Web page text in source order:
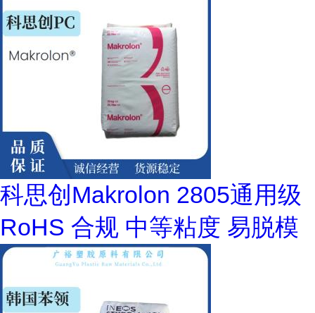
科思创Makrolon 2805通用级
RoHS 合规 中等粘度 易脱模